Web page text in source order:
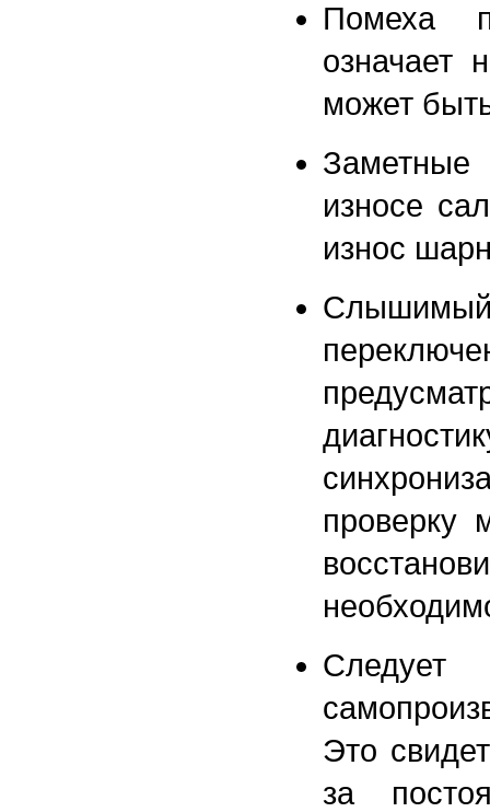
Помеха
означает
может
износе
износ
проверку
Это
за